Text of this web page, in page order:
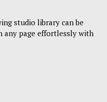
studio library can be
any page effortlessly with